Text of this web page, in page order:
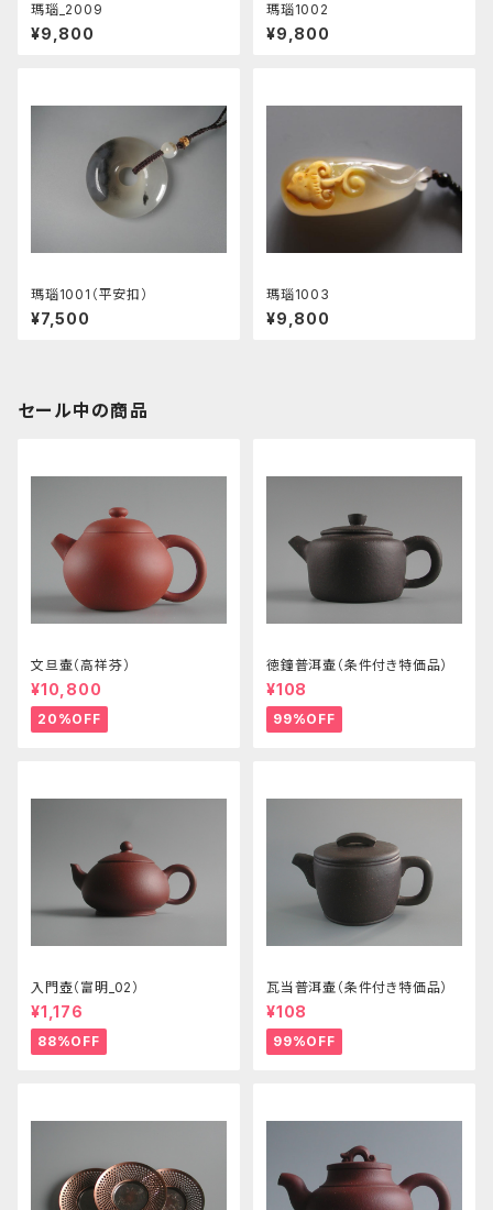
瑪瑙_2009
¥9,800
瑪瑙1002
¥9,800
瑪瑙1001（平安扣）
¥7,500
瑪瑙1003
¥9,800
セール中の商品
文旦壷（高祥芬）
¥10,800
20%OFF
徳鐘普洱壷（条件付き特価品）
¥108
99%OFF
入門壺（富明_02）
¥1,176
88%OFF
瓦当普洱壷（条件付き特価品）
¥108
99%OFF